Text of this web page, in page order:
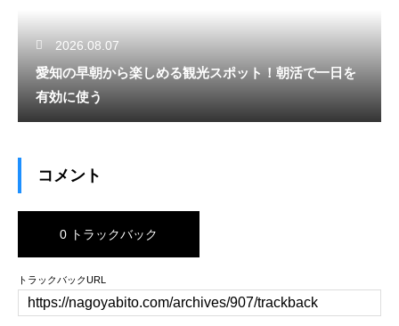
2026.08.07
愛知の早朝から楽しめる観光スポット！朝活で一日を
有効に使う
コメント
0 トラックバック
トラックバックURL